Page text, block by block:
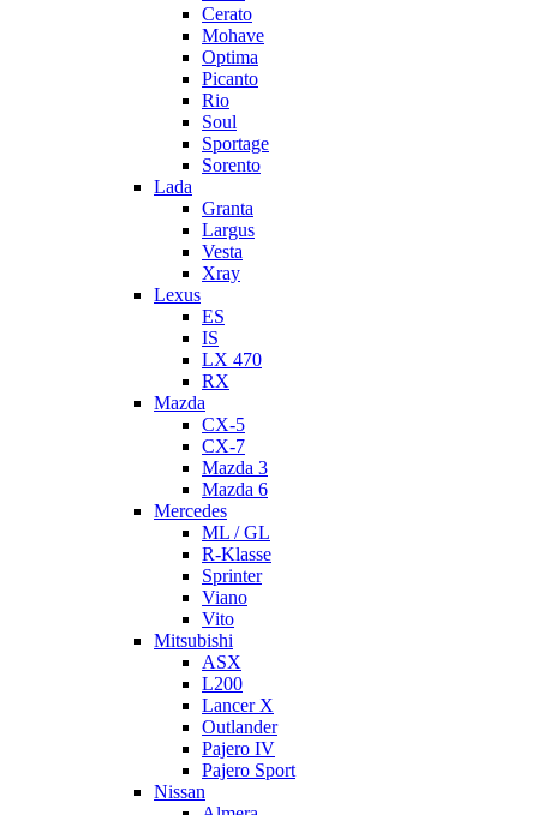
Cerato
Mohave
Optima
Picanto
Rio
Soul
Sportage
Sorento
Lada
Granta
Largus
Vesta
Xray
Lexus
ES
IS
LX 470
RX
Mazda
CX-5
CX-7
Mazda 3
Mazda 6
Mercedes
ML / GL
R-Klasse
Sprinter
Viano
Vito
Mitsubishi
ASX
L200
Lancer X
Outlander
Pajero IV
Pajero Sport
Nissan